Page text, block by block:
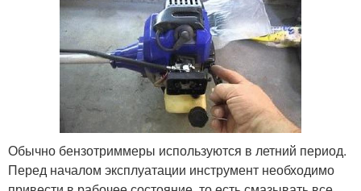
Обычно бензотриммеры используются в летний период.
Перед началом эксплуатации инструмент необходимо